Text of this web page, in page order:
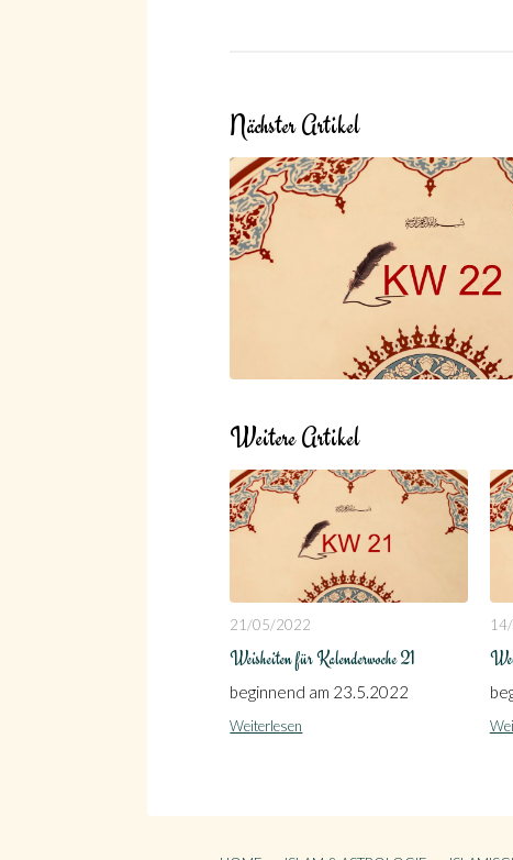
Nächster Artikel
Weitere Artikel
21/05/2022
Weisheiten für Kalenderwoche 21
beginnend am 23.5.2022
Weiterlesen